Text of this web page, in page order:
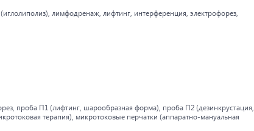
лимфодренаж, лифтинг, интерференция, электрофорез,
проба П1 (лифтинг, шарообразная форма), проба П2 (дезинкрустация,
терапия), микротоковые перчатки (аппаратно-мануальная